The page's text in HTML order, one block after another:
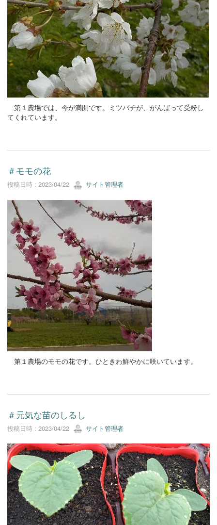
第１農場では、今が満開です。ミツバチが、がんばって受粉し
てくれています。
＃モモの花
投稿日時 : 2023/04/22 サイト管理者
第１農場のモモの花です。ひときわ鮮やかに咲いています。
＃元気な苗のしるし
投稿日時 : 2023/04/22 サイト管理者